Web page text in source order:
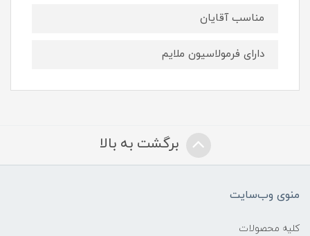
مناسب آقایان
دارای فرمولاسیون ملایم
برگشت به بالا
منوی وب‌سایت
کلیه محصولات